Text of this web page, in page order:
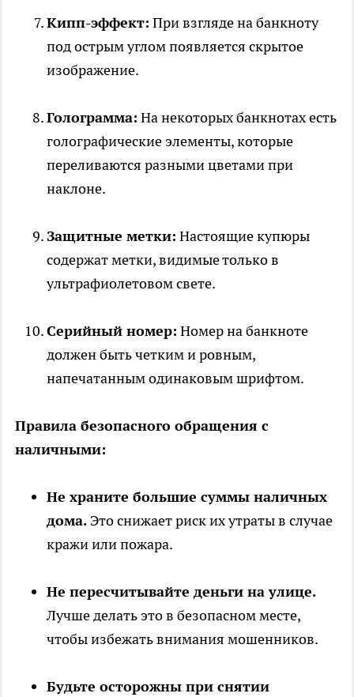
Кипп-эффект: При взгляде на банкноту
под острым углом появляется скрытое
изображение.
Голограмма: На некоторых банкнотах есть
голографические элементы, которые
переливаются разными цветами при
наклоне.
Защитные метки: Настоящие купюры
содержат метки, видимые только в
ультрафиолетовом свете.
Серийный номер: Номер на банкноте
должен быть четким и ровным,
напечатанным одинаковым шрифтом.
Правила безопасного обращения с
наличными:
Не храните большие суммы наличных
дома. Это снижает риск их утраты в случае
кражи или пожара.
Не пересчитывайте деньги на улице.
Лучше делать это в безопасном месте,
чтобы избежать внимания мошенников.
Будьте осторожны при снятии